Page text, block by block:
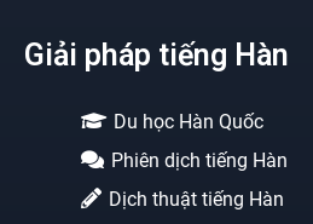
Giải pháp tiếng Hàn
Du học Hàn Quốc
Phiên dịch tiếng Hàn
Dịch thuật tiếng Hàn